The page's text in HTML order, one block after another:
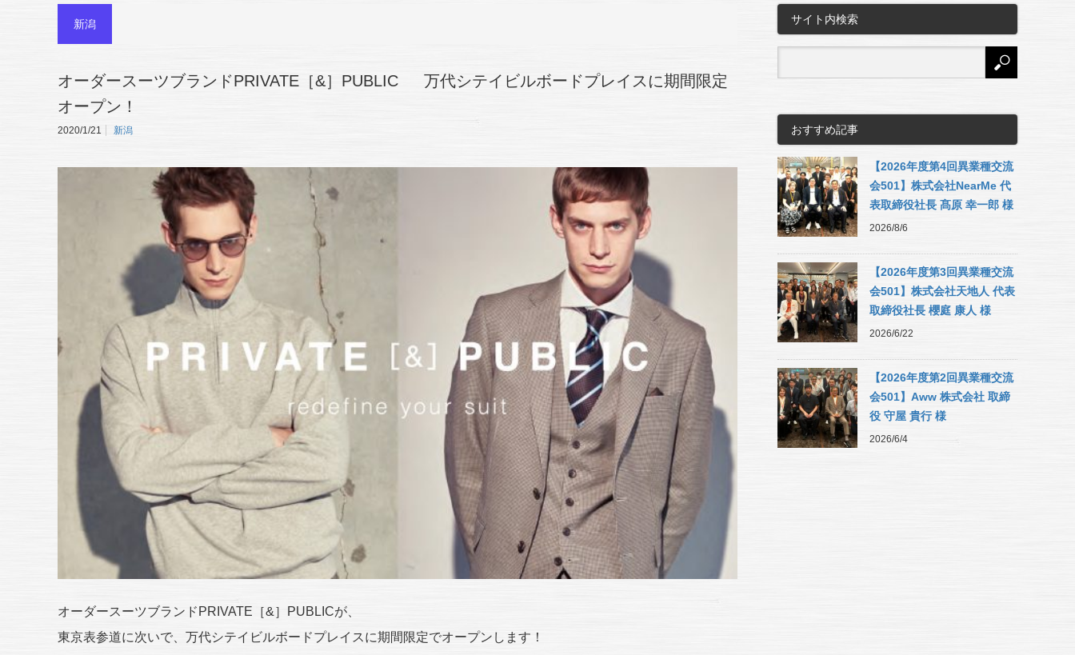
新潟
オーダースーツブランドPRIVATE［&］PUBLIC 万代シテイビルボードプレイスに期間限定
オープン！
2020/1/21 新潟
オーダースーツブランドPRIVATE［&］PUBLICが、
東京表参道に次いで、万代シテイビルボードプレイスに期間限定でオープンします！
サイト内検索
おすすめ記事
【2026年度第4回異業種交流
会501】株式会社NearMe 代
表取締役社長 髙原 幸一郎 様
2026/8/6
【2026年度第3回異業種交流
会501】株式会社天地人 代表
取締役社長 櫻庭 康人 様
2026/6/22
【2026年度第2回異業種交流
会501】Aww 株式会社 取締
役 守屋 貴行 様
2026/6/4